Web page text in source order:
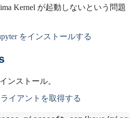
Kernel が起動しないという問題
をインストールする
ンストール。
ライアントを取得する